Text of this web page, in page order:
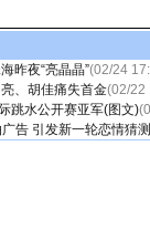
昨夜“亮晶晶”(02/24
、胡佳痛失首金(02/22
跳水公开赛亚军(图文)
告 引发新一轮恋情猜测